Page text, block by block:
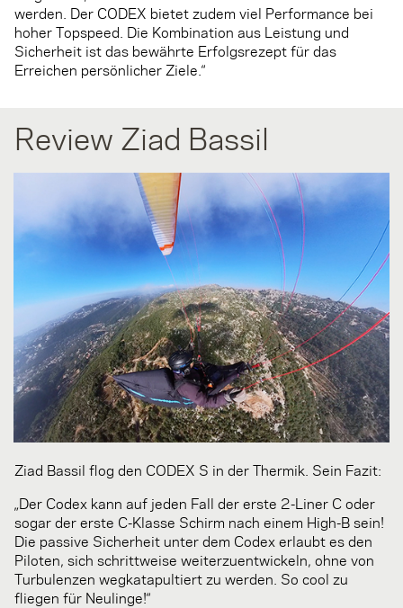
werden. Der CODEX bietet zudem viel Performance bei
hoher Topspeed. Die Kombination aus Leistung und
Sicherheit ist das bewährte Erfolgsrezept für das
Erreichen persönlicher Ziele.“
Review Ziad Bassil
Ziad Bassil flog den CODEX S in der Thermik. Sein Fazit:
„Der Codex kann auf jeden Fall der erste 2-Liner C oder
sogar der erste C-Klasse Schirm nach einem High-B sein!
Die passive Sicherheit unter dem Codex erlaubt es den
Piloten, sich schrittweise weiterzuentwickeln, ohne von
Turbulenzen wegkatapultiert zu werden. So cool zu
fliegen für Neulinge!“